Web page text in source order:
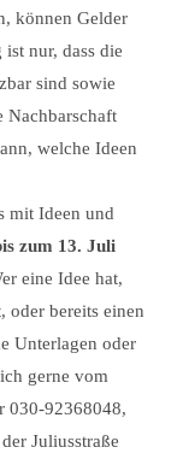
können Gelder
nur, dass die
sind sowie
Nachbarschaft
welche Ideen
mit Ideen und
zum 13. Juli
eine Idee hat,
oder bereits einen
Unterlagen oder
gerne vom
030-92368048,
Juliusstraße